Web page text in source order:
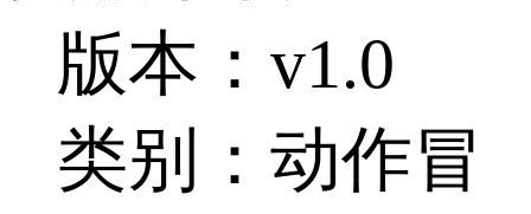
版本：v1.0
类别：动作冒